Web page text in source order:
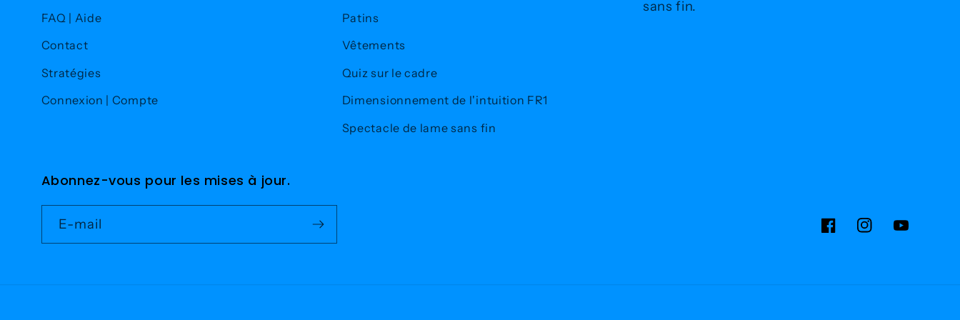
FAQ | Aide
Contact
Stratégies
Connexion | Compte
Patins
Vêtements
Quiz sur le cadre
Dimensionnement de l'intuition FR1
Spectacle de lame sans fin
sans fin.
Abonnez-vous pour les mises à jour.
E-mail
FacebookInstagramYouTube